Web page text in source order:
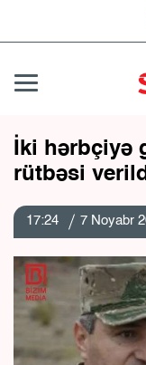
İki hərbçiyə
rütbəsi
17:24 7 Noyabr